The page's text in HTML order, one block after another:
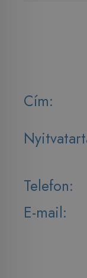
Cím:
Telefon:
E-mail: